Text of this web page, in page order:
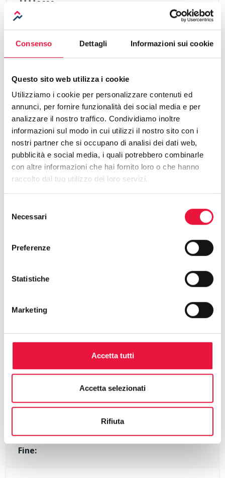
Consenso Dettagli Informazioni sui cookie
Questo sito web utilizza i cookie
Utilizziamo i cookie per personalizzare contenuti ed
annunci, per fornire funzionalità dei social media e per
analizzare il nostro traffico. Condividiamo inoltre
informazioni sul modo in cui utilizzi il nostro sito con i
nostri partner che si occupano di analisi dei dati web,
pubblicità e social media, i quali potrebbero combinarle
con altre informazioni che hai fornito loro o che hanno
raccolto dal tuo utilizzo dei loro servizi.
delNecessari
Preferenze
Statistiche
Marketing
Accetta tutti
Accetta selezionati
Rifiuta
9600 mq
thermostat
Efficienza energetica
Indice Prestazione Energetica:
238,95 KWh/mq anno
C
Codice identificativo
7203021000144879
Dati catastali
Cauzione:
Rilancio minimo:
Presentazione offerte
Inizio:
Fine: